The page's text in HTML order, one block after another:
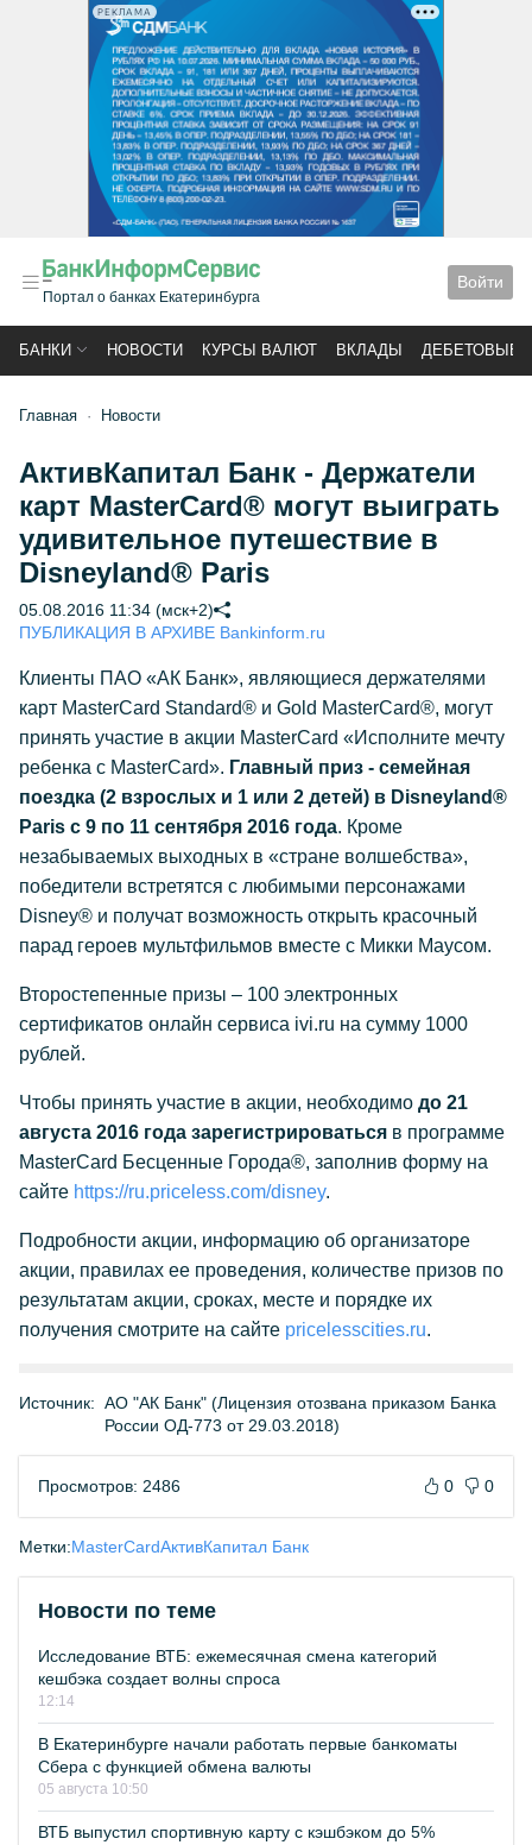
РЕКЛАМА
Портал о банках Екатеринбурга
Войти
БАНКИ НОВОСТИ КУРСЫ ВАЛЮТ ВКЛАДЫ ДЕБЕТОВЫЕ
Главная Новости
АктивКапитал Банк - Держатели
карт MasterCard® могут выиграть
удивительное путешествие в
Disneyland® Paris
05.08.2016 11:34 (мск+2)
ПУБЛИКАЦИЯ В АРХИВЕ Bankinform.ru
Клиенты ПАО «АК Банк», являющиеся держателями
карт MasterCard Standard® и Gold MasterCard®, могут
принять участие в акции MasterCard «Исполните мечту
ребенка с MasterCard». Главный приз - семейная
поездка (2 взрослых и 1 или 2 детей) в Disneyland®
Paris с 9 по 11 сентября 2016 года. Кроме
незабываемых выходных в «стране волшебства»,
победители встретятся с любимыми персонажами
Disney® и получат возможность открыть красочный
парад героев мультфильмов вместе с Микки Маусом.
Второстепенные призы – 100 электронных
сертификатов онлайн сервиса ivi.ru на сумму 1000
рублей.
Чтобы принять участие в акции, необходимо до 21
августа 2016 года зарегистрироваться в программе
MasterCard Бесценные Города®, заполнив форму на
сайте https://ru.priceless.com/disney.
Подробности акции, информацию об организаторе
акции, правилах ее проведения, количестве призов по
результатам акции, сроках, месте и порядке их
получения смотрите на сайте pricelesscities.ru.
Источник: АО "АК Банк" (Лицензия отозвана приказом Банка
России ОД-773 от 29.03.2018)
Просмотров: 2486 0 0
Метки:MasterCardАктивКапитал Банк
Новости по теме
Исследование ВТБ: ежемесячная смена категорий
кешбэка создает волны спроса
12:14
В Екатеринбурге начали работать первые банкоматы
Сбера с функцией обмена валюты
05 августа 10:50
ВТБ выпустил спортивную карту с кэшбэком до 5%